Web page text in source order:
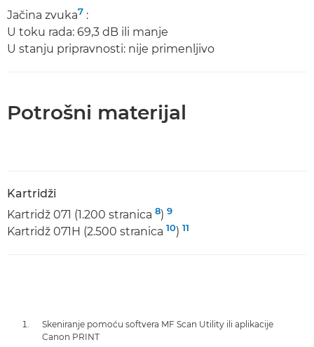
Jačina zvuka7 :
U toku rada: 69,3 dB ili manje
U stanju pripravnosti: nije primenljivo
Potrošni materijal
Kartridži
Kartridž 071 (1.200 stranica 8) 9
Kartridž 071H (2.500 stranica 10) 11
Skeniranje pomoću softvera MF Scan Utility ili aplikacije
Canon PRINT